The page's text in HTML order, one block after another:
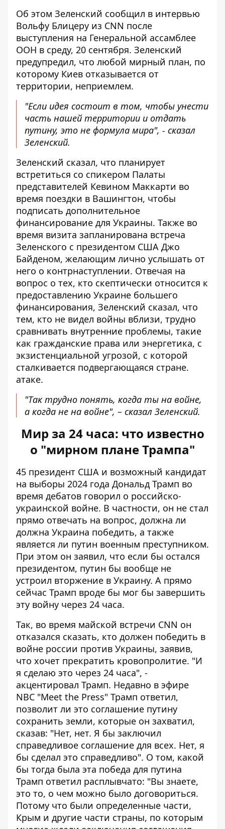
Об этом Зеленский сообщил в интервью
Вольфу Блицеру из CNN после
выступления на Генеральной ассамблее
ООН в среду, 20 сентября. Зеленский
предупредил, что любой мирный план, по
которому Киев отказывается от
территории, неприемлем.
"Если идея состоит в том, чтобы унести
часть нашей территории и отдать
путину, это не формула мира", - сказал
Зеленский.
Зеленский сказал, что планирует
встретиться со спикером Палаты
представителей Кевином Маккарти во
время поездки в Вашингтон, чтобы
подписать дополнительное
финансирование для Украины. Также во
время визита запланирована встреча
Зеленского с президентом США Джо
Байденом, желающим лично услышать от
него о контрнаступлении. Отвечая на
вопрос о тех, кто скептически относится к
предоставлению Украине большего
финансирования, Зеленский сказал, что
тем, кто не видел войны вблизи, трудно
сравнивать внутренние проблемы, такие
как гражданские права или энергетика, с
экзистенциальной угрозой, с которой
сталкивается подвергающаяся стране.
атаке.
"Так трудно понять, когда ты на войне,
а когда не на войне", – сказал Зеленский.
Мир за 24 часа: что известно
о "мирном плане Трампа"
45 президент США и возможный кандидат
на выборы 2024 года Дональд Трамп во
время дебатов говорил о российско-
украинской войне. В частности, он не стал
прямо отвечать на вопрос, должна ли
должна Украина победить, а также
является ли путин военным преступником.
При этом он заявил, что если бы остался
президентом, путин бы вообще не
устроил вторжение в Украину. А прямо
сейчас Трамп вроде бы мог бы завершить
эту войну через 24 часа.
Так, во время майской встречи CNN он
отказался сказать, кто должен победить в
войне россии против Украины, заявив,
что хочет прекратить кровопролитие. "И
я сделаю это через 24 часа", -
акцентировал Трамп. Недавно в эфире
NBC "Meet the Press" Трамп ответил,
позволит ли это соглашение путину
сохранить земли, которые он захватил,
сказав: "Нет, нет. Я бы заключил
справедливое соглашение для всех. Нет, я
бы сделал это справедливо". О том, какой
бы тогда была эта победа для путина
Трамп ответил расплывчато: "Вы знаете,
это то, о чем можно было договориться.
Потому что были определенные части,
Крым и другие части страны, по которым